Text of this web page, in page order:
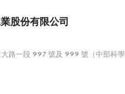
股份有限公司
路一段 997 號及 999 號（中部科